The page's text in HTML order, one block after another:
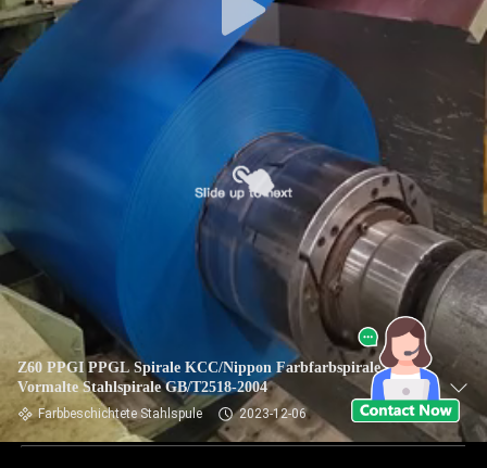
Z60 PPGI PPGL Spirale KCC/Nippon Farbfarbspirale
Vormalte Stahlspirale GB/T2518-2004
Farbbeschichtete Stahlspule 2023-12-06